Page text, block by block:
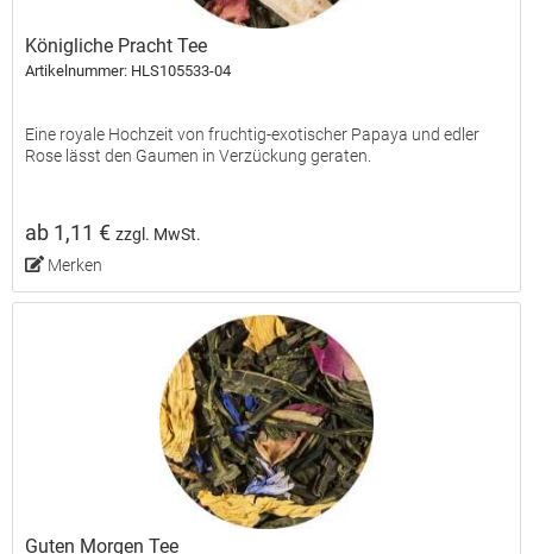
Königliche Pracht Tee
Artikelnummer: HLS105533-04
Eine royale Hochzeit von fruchtig-exotischer Papaya und edler
Rose lässt den Gaumen in Verzückung geraten.
ab 1,11 €zzgl. MwSt.
Merken
Guten Morgen Tee